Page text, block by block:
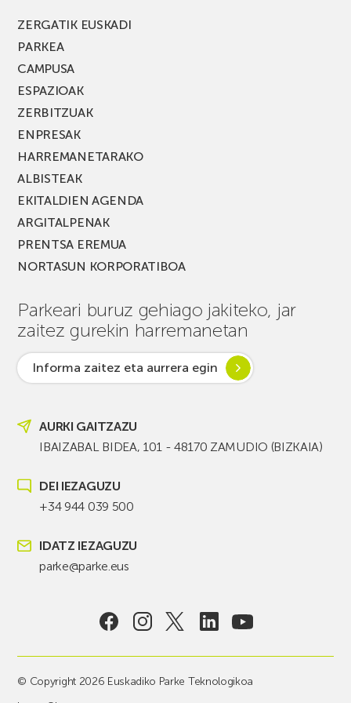
ZERGATIK EUSKADI
PARKEA
CAMPUSA
ESPAZIOAK
ZERBITZUAK
ENPRESAK
HARREMANETARAKO
ALBISTEAK
EKITALDIEN AGENDA
ARGITALPENAK
PRENTSA EREMUA
NORTASUN KORPORATIBOA
Parkeari buruz gehiago jakiteko, jar
zaitez gurekin harremanetan
Informa zaitez eta aurrera egin
AURKI GAITZAZU
IBAIZABAL BIDEA, 101 - 48170 ZAMUDIO (BIZKAIA)
DEI IEZAGUZU
+34 944 039 500
IDATZ IEZAGUZU
parke@parke.eus
© Copyright 2026 Euskadiko Parke Teknologikoa